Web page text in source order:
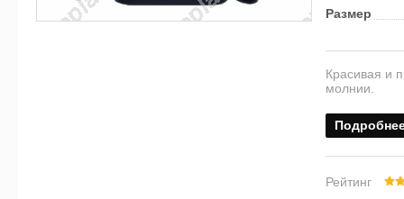
Размер
Красивая и
молнии.
Рейтинг